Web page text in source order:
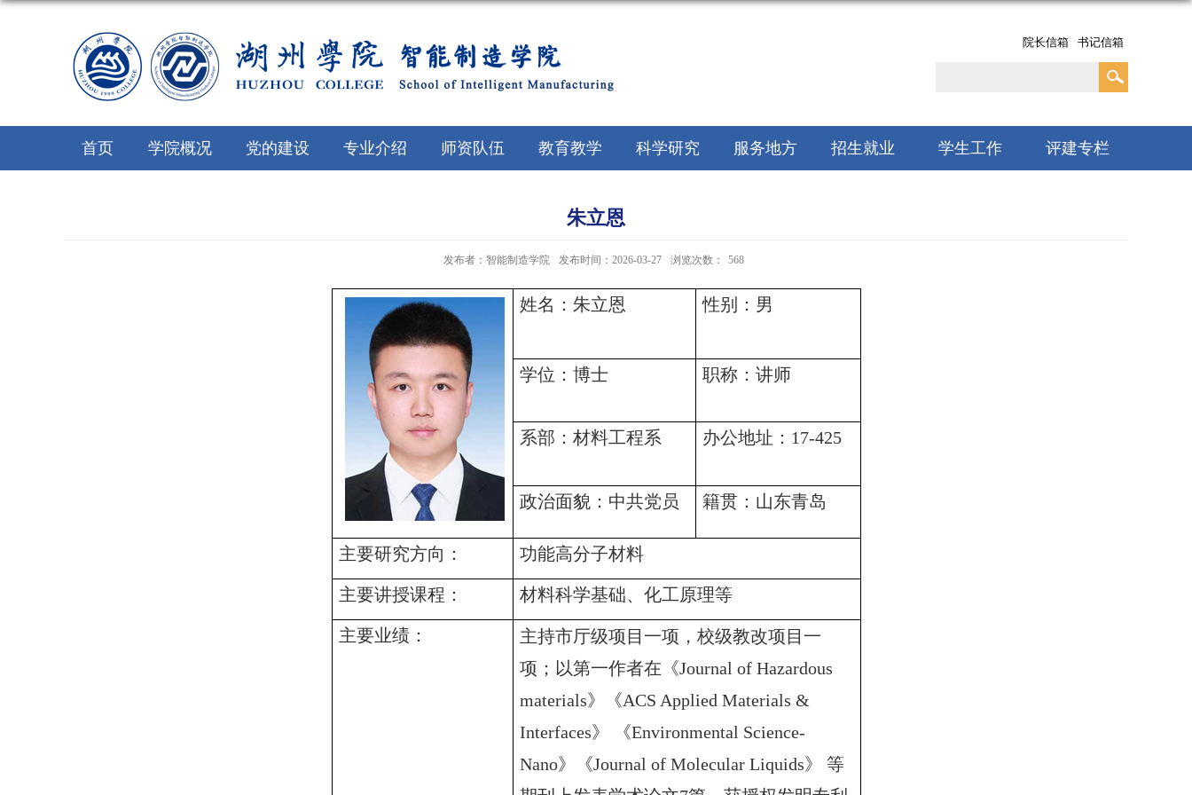
院长信箱 书记信箱
首页 学院概况 党的建设 专业介绍 师资队伍 教育教学 科学研究 服务地方 招生就业 学生工作 评建专栏
朱立恩
发布者：智能制造学院 发布时间：2026-03-27 浏览次数： 568
姓名：朱立恩 性别：男
学位：博士 职称：讲师
系部：材料工程系 办公地址：17-425
政治面貌：中共党员 籍贯：山东青岛
主要研究方向： 功能高分子材料
主要讲授课程： 材料科学基础、化工原理等
主要业绩：
主持市厅级项目一项，校级教改项目一
项；以第一作者在《Journal of Hazardous
materials》《ACS Applied Materials &
Interfaces》 《Environmental Science-
Nano》《Journal of Molecular Liquids》 等